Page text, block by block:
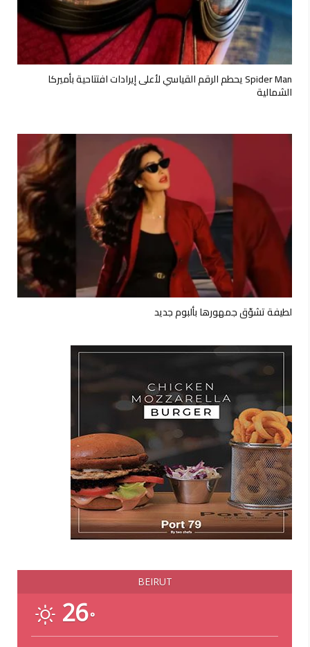
Spider Man يحطم الرقم القياسي لأعلى إيرادات افتتاحية بأميركا
الشمالية
لطيفة تشوّق جمهورها بألبوم جديد
BEIRUT
26°